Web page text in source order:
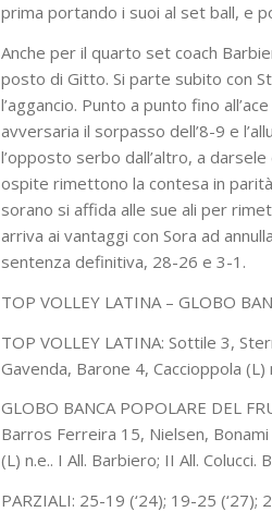
prima portando i suoi al set ball, e
Anche per il quarto set coach
posto di Gitto. Si parte subito con
l’aggancio. Punto a punto fino
avversaria il sorpasso dell’8-9 e
l’opposto serbo dall’altro, a
ospite rimettono la contesa in
sorano si affida alle sue ali per
arriva ai vantaggi con Sora ad
sentenza definitiva, 28-26 e 3-1.
TOP VOLLEY LATINA – GLOBO
TOP VOLLEY LATINA: Sottile 3,
Gavenda, Barone 4, Caccioppola
GLOBO BANCA POPOLARE DEL
Barros Ferreira 15, Nielsen,
(L) n.e.. I All. Barbiero; II All. Colucci.
PARZIALI: 25-19 (‘24); 19-25 (‘27);